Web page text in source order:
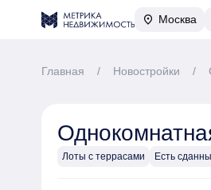
Москва
Главная / Новостройки /
Лоты с террасами Есть